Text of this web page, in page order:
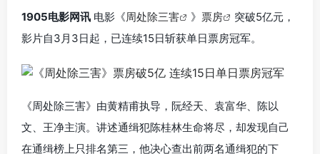
1905电影网讯 电影《周处除三害 》 票房
突破5亿元，
影片自3月3日起，已连续15日斩获单日票房冠军。
《周处除三害》由黄精甫执导，阮经天、袁富华、陈以
文、王净主演。讲述通缉犯陈桂林生命将尽，却发现自己
在通缉榜上只排名第三，他决心查出前两名通缉犯的下